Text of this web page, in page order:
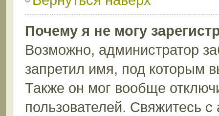
Почему я не могу
Возможно, администратор
запретил имя, под которым
Также он мог вообще
пользователей. Свяжитесь